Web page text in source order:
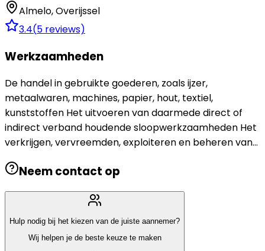
Almelo,Overijssel
3.4(5 reviews)
Werkzaamheden
De handel in gebruikte goederen, zoals ijzer,
metaalwaren, machines, papier, hout, textiel,
kunststoffen Het uitvoeren van daarmede direct of
indirect verband houdende sloopwerkzaamheden Het
verkrijgen, vervreemden, exploiteren en beheren van...
Neem contact op
Hulp nodig bij het kiezen van de juiste aannemer?
Wij helpen je de beste keuze te maken